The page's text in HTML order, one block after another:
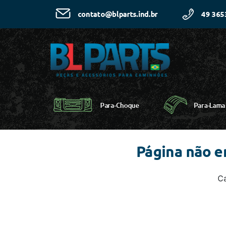
contato@blparts.ind.br 49
Para-Choque Para-Lama
Página não